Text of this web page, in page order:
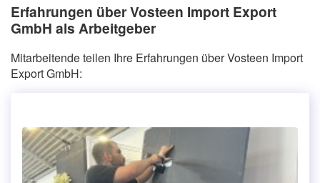
Erfahrungen über Vosteen Import Export
GmbH als Arbeitgeber
Mitarbeitende teilen Ihre Erfahrungen über Vosteen Import
Export GmbH: